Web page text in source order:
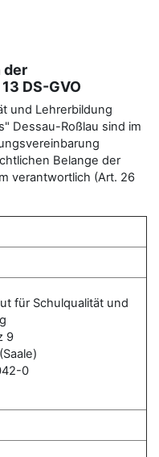
der
DS-GVO
und Lehrerbildung
Dessau-Roßlau sind im
Belange der
verantwortlich (Art. 26
für Schulqualität und
9
0